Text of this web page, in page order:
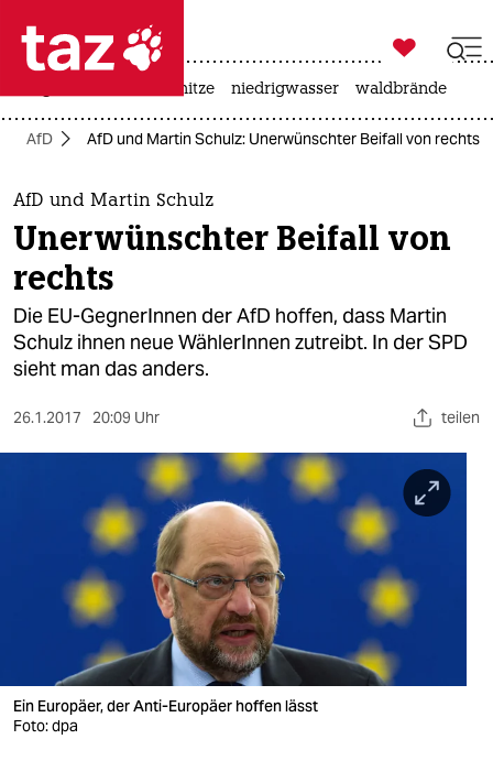
 taz zahl ich
taz zahl ich
themen
politik
öko
gesellschaft
sport
wahrheit
verlag
veranstaltungen

taz zahl ich
hitze niedrigwasser waldbrände
AfD AfD und Martin Schulz: Unerwünschter Beifall von rechts
AfD und Martin Schulz
Unerwünschter Beifall von
rechts
Die EU-GegnerInnen der AfD hoffen, dass Martin
Schulz ihnen neue WählerInnen zutreibt. In der SPD
sieht man das anders.
26.1.2017 20:09 Uhr teilen
Ein Europäer, der Anti-Europäer hoffen lässt
Foto: dpa